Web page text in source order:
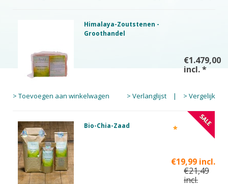
Himalaya-Zoutstenen -
Groothandel
€1.479,00
incl.*
> Toevoegen aan winkelwagen > Verlanglijst | > Vergelijk
Bio-Chia-Zaad
€19,99 incl.
*
€21,49
incl.